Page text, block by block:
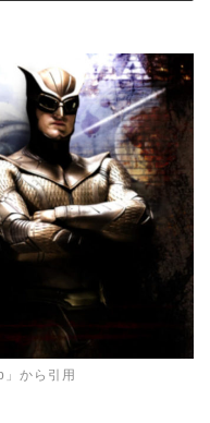
」から引用